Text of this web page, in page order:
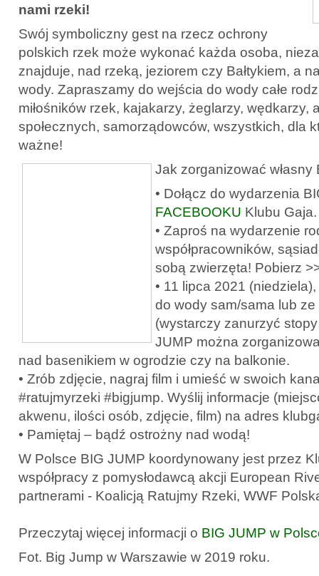
nami rzeki!
Swój symboliczny gest na rzecz ochrony
polskich rzek może wykonać każda osoba,
znajduje, nad rzeką, jeziorem czy Bałtykiem, a
wody. Zapraszamy do wejścia do wody całe
miłośników rzek, kajakarzy, żeglarzy, wędkarzy,
społecznych, samorządowców, wszystkich, dla
ważne!
Jak zorganizować własny
• Dołącz do wydarzenia
FACEBOOKU Klubu Gaja.
• Zaproś na wydarzenie
współpracowników,
sobą zwierzęta! Pobierz
• 11 lipca 2021
do wody sam/sama lub
(wystarczy zanurzyć stopy
JUMP można
nad basenikiem w ogrodzie czy na balkonie.
• Zrób zdjęcie, nagraj film i umieść w swoich
#ratujmyrzeki #bigjump. Wyślij informacje
akwenu, ilości osób, zdjęcie, film) na adres
• Pamiętaj – bądź ostrożny nad wodą!
W Polsce BIG JUMP koordynowany jest przez
współpracy z pomysłodawcą akcji European
partnerami - Koalicją Ratujmy Rzeki, WWF
Przeczytaj więcej informacji o BIG JUMP w
Fot. Big Jump w Warszawie w 2019 roku.